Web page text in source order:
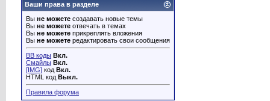
Ваши права в разделе
Вы не можете создавать новые темы
Вы не можете отвечать в темах
Вы не можете прикреплять вложения
Вы не можете редактировать свои сообщения
BB коды Вкл.
Смайлы Вкл.
[IMG] код Вкл.
HTML код Выкл.
Правила форума